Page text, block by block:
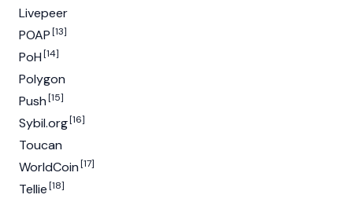
Livepeer
POAP[13]
PoH[14]
Polygon
Push[15]
Sybil.org[16]
Toucan
WorldCoin[17]
Tellie[18]